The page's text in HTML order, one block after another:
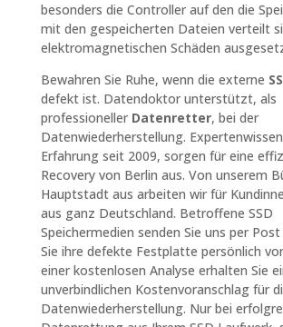
besonders die Controller auf den die
mit den gespeicherten Dateien verteilt
elektromagnetischen Schäden
Bewahren Sie Ruhe, wenn die externe
defekt ist. Datendoktor unterstützt, als
professioneller Datenretter, bei der
Datenwiederherstellung.
Erfahrung seit 2009, sorgen für eine
Recovery von Berlin aus. Von unserem
Hauptstadt aus arbeiten wir für
aus ganz Deutschland. Betroffene SSD
Speichermedien senden Sie uns per
Sie ihre defekte Festplatte persönlich
einer kostenlosen Analyse erhalten Sie
unverbindlichen Kostenvoranschlag für
Datenwiederherstellung. Nur bei